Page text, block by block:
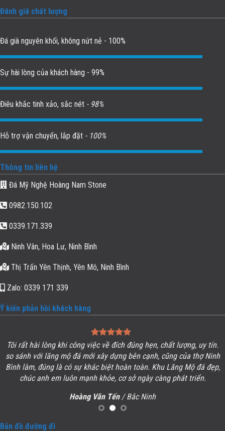
Đánh giá chất lượng
Đá già nguyên khối, không nứt nẻ - 100%
Sự hài lòng của khách hàng - 99%
Điêu khắc tinh xảo, sắc nét - 98%
Hỗ trợ vận chuyển, lắp đặt - 100%
Thông tin liên hệ
Đá Mỹ Nghệ Hoàng Nam Stone
0982.150.102
0339.171.339
Ninh Vân, Hoa Lư, Ninh Bình
Thị Trấn Yên Thịnh, Yên Mô, Ninh Bình
Zalo: 0339 171 339
Ý kiến phản hồi khách hàng
Tôi rất hài lòng khi công việc về đích đúng hẹn, chất lượng, uy tín.
so sánh với lăng mộ đá mới xây dựng bên cạnh, cũng của thợ Ninh
Bình làm, đúng là có sự khác biệt hoàn toàn. Khu Lăng Mộ đáđẹp,
chúc anh em luôn mạnh khỏe, cơ sở ngày càng phát triển.
Hoàng Văn Tến / Bắc Ninh
Bản đồ đường đi